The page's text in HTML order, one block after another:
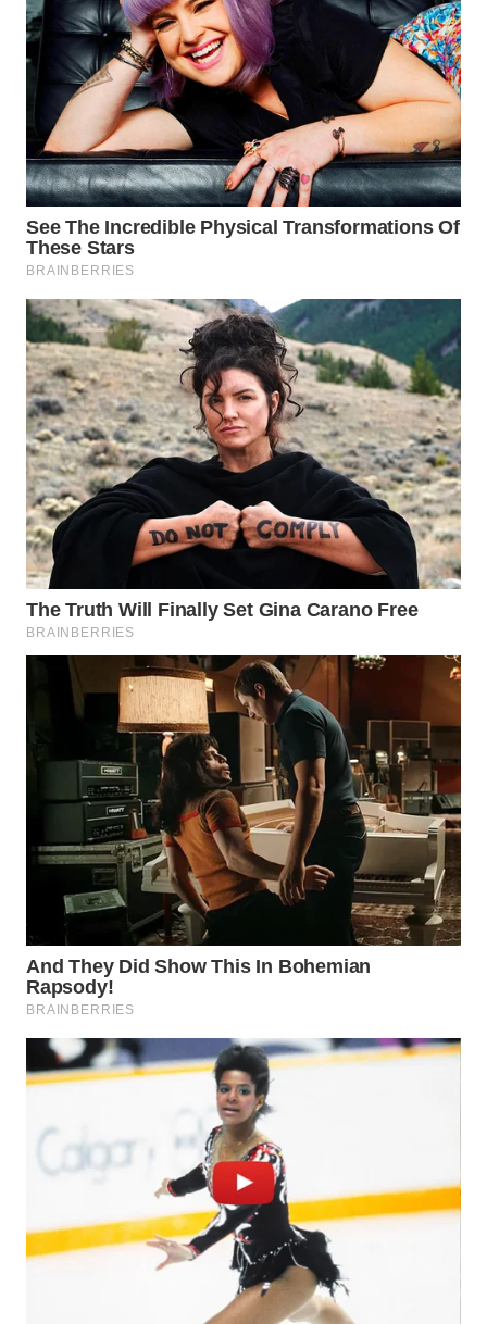
WN
LIKUPANG
LABUANBAJO
WN
BORNEO
Wahana
Media
Group
WAHANA
NEWS
WAHANA
TANI
WAHANA
ADVOKAT
WAHANA
INFRASTRUKTUR
WAHANA
KONSUMEN
WAHANA
LISTRIK
WAHANA
TRAVEL
WAHANA
TV
WAHANANEWS
WAHANANEWS
WAHANANEWS
WAHANA